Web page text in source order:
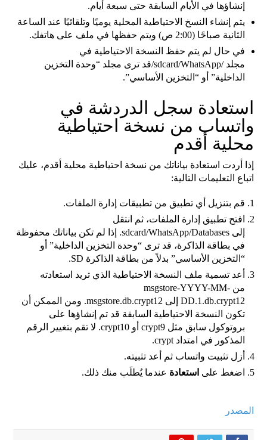
إنشاؤها في الأيام السابقة حتى سبعة أيام.
يتم إنشاء النسخ الاحتياطية المحلية يوميًا وتلقائيًا عند الساعة
الثانية صباحًا (2:00 ص) ويتم حفظها في ملف على هاتفك.
في حال لم يتم حفظ النسخة الاحتياطية في
مجلد /sdcard/WhatsApp/قد ترى مجلد “وحدة التخزين
الداخلية” أو “التخزين الأساسي”.
استعادة سجل الدردشة في
واتساب من نسخة احتياطية
محلية أقدم
إذا أردت استعادة بياناتك من نسخة احتياطية محلية أقدم، عليك
اتباع التعليمات التالية:
قم بتنزيل أي تطبيق من تطبيقات إدارة الملفات.
افتح تطبيق إدارة الملفات، ثم انتقل
إلى sdcard/WhatsApp/Databases. إذا لم تكن بياناتك محفوظة
في بطاقة الذاكرة، قد ترى “وحدة التخزين الداخلية” أو
“التخزين الأساسي” بدلاً من بطاقة الذاكرة SD.
أعد تسمية ملف النسخة الاحتياطية الذي تريد استعادته
من msgstore-YYYY-MM-
DD.1.db.crypt12 إلى msgstore.db.crypt12. ومن الممكن أن
تكون النسخة الاحتياطية السابقة قد تم إنشاؤها على
بروتوكول سابق مثل crypt9 أو crypt10. لا تقم بتغيير الرقم
المذكور في امتداد crypt.
أزل تثبيت واتساب ثم أعد تثبيته.
اضغط علىاستعادةعندما يُطلَب منك ذلك.
المصدر